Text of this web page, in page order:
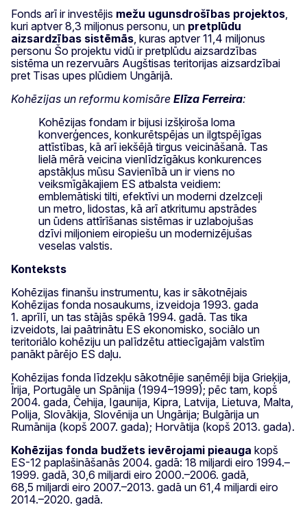
Fonds arī ir investējis mežu ugunsdrošības projektos
kuri aptver 8,3 miljonus personu, un pretplūdu
aizsardzības sistēmās , kuras aptver 11,4 miljonus
personu Šo projektu vidū ir pretplūdu aizsardzības
sistēma un rezervuārs Augštisas teritorijas aizsardzībai
pret Tisas upes plūdiem Ungārijā.
Kohēzijas un reformu komisāre Elīza Ferreira:
Kohēzijas fondam ir bijusi izšķiroša loma
konverģences, konkurētspējas un ilgtspējīgas
attīstības, kā arī iekšējā tirgus veicināšanā. Tas
lielā mērā veicina vienlīdzīgākus konkurences
apstākļus mūsu Savienībā un ir viens no
veiksmīgākajiem ES atbalsta veidiem:
emblemātiski tilti, efektīvi un moderni dzelzceļi
un metro, lidostas, kā arī atkritumu apstrādes
un ūdens attīrīšanas sistēmas ir uzlabojušas
dzīvi miljoniem eiropiešu un modernizējušas
veselas valstis.
Konteksts
Kohēzijas finanšu instrumentu, kas ir sākotnējais
Kohēzijas fonda nosaukums, izveidoja 1993. gada
1. aprīlī, un tas stājās spēkā 1994. gadā. Tas tika
izveidots, lai paātrinātu ES ekonomisko, sociālo un
teritoriālo kohēziju un palīdzētu attiecīgajām valstīm
panākt pārējo ES daļu.
Kohēzijas fonda līdzekļu sākotnējie saņēmēji bija Grieķija,
Īrija, Portugāle un Spānija (1994–1999); pēc tam, kopš
2004. gada, Čehija, Igaunija, Kipra, Latvija, Lietuva, Malta,
Polija, Slovākija, Slovēnija un Ungārija; Bulgārija un
Rumānija (kopš 2007. gada); Horvātija (kopš 2013. gada).
Kohēzijas fonda budžets ievērojami pieauga kopš
ES-12 paplašināšanās 2004. gadā: 18 miljardi eiro 1994.–
1999. gadā, 30,6 miljardi eiro 2000.–2006. gadā,
68,5 miljardi eiro 2007.–2013. gadā un 61,4 miljardi eiro
2014.–2020. gadā.